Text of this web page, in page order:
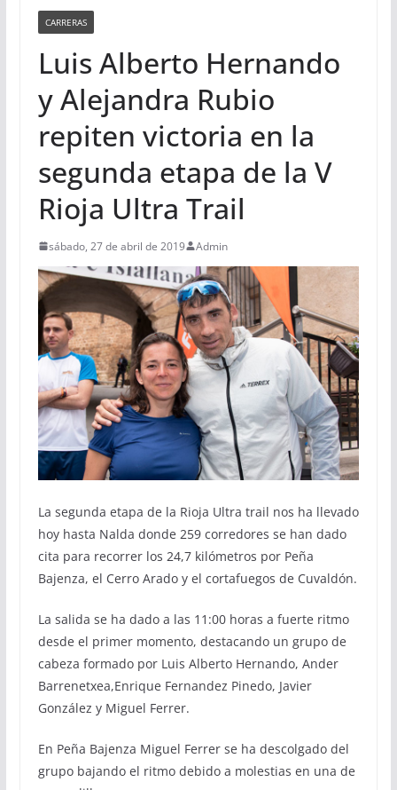
CARRERAS
Luis Alberto Hernando
y Alejandra Rubio
repiten victoria en la
segunda etapa de la V
Rioja Ultra Trail
sábado, 27 de abril de 2019 Admin
La segunda etapa de la Rioja Ultra trail nos ha llevado
hoy hasta Nalda donde 259 corredores se han dado
cita para recorrer los 24,7 kilómetros por Peña
Bajenza, el Cerro Arado y el cortafuegos de Cuvaldón.
La salida se ha dado a las 11:00 horas a fuerte ritmo
desde el primer momento, destacando un grupo de
cabeza formado por Luis Alberto Hernando, Ander
Barrenetxea,Enrique Fernandez Pinedo, Javier
González y Miguel Ferrer.
En Peña Bajenza Miguel Ferrer se ha descolgado del
grupo bajando el ritmo debido a molestias en una de